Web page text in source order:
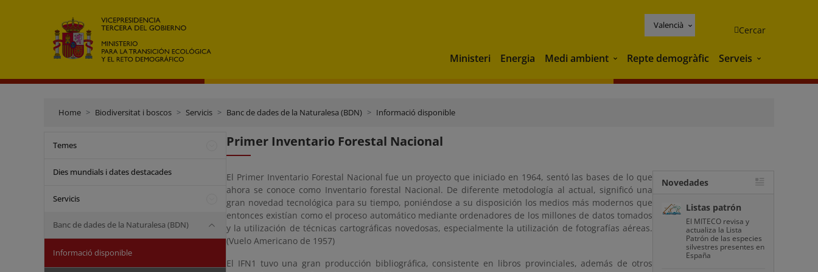
Valencià Cercar
Ministeri Energia Medi ambient Medi ambient
Repte demogràfic Serveis Serveis
Home Biodiversitat i boscos Servicis Banc de dades de la Naturalesa (BDN) Informació disponible
Temes
Dies mundials i dates destacades
Servicis
Banc de dades de la Naturalesa (BDN)
Informació disponible
Primer Inventario Forestal Nacional
El Primer Inventario Forestal Nacional fue un proyecto que iniciado en 1964, sentó las bases de lo que
ahora se conoce como Inventario forestal Nacional. De diferente metodología al actual, significó una
gran novedad tecnológica para su tiempo, poniéndose a su disposición los medios más modernos que
entonces existían como el proceso automático mediante ordenadores de los millones de datos tomados
y la utilización de técnicas cartográficas novedosas, especialmente la utilización de fotografías aéreas.
(Vuelo Americano de 1957)
El IFN1 tuvo una gran producción bibliográfica, consistente en libros provinciales, además de otros
Novedades
Listas patrón
El MITECO revisa y
actualiza la Lista
Patrón de las especies
silvestres presentes en
España